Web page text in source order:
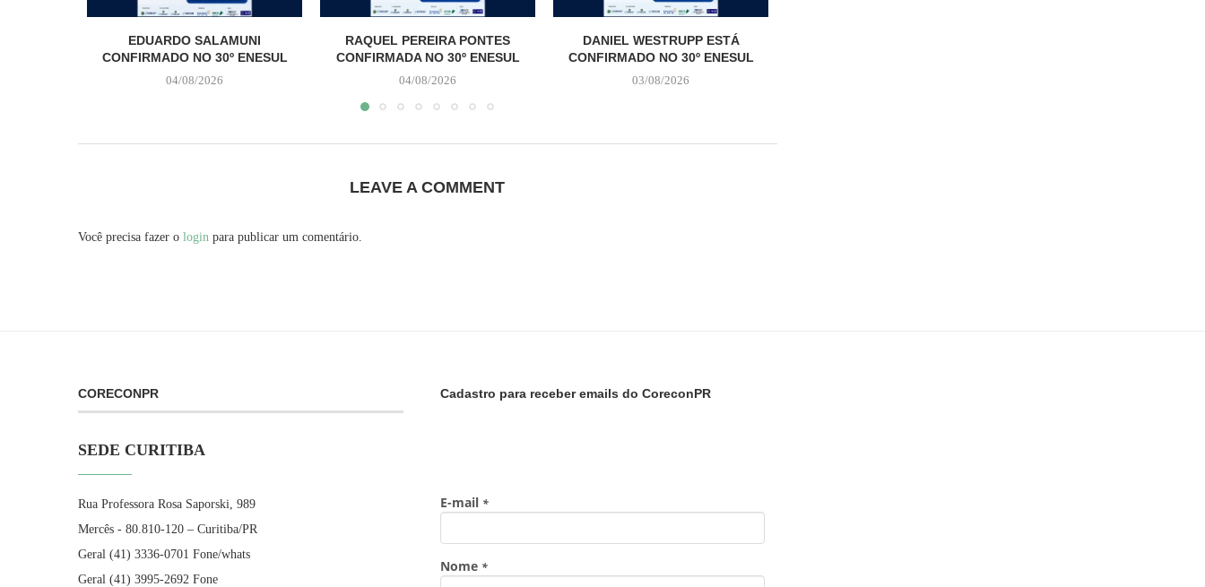
EDUARDO SALAMUNI
CONFIRMADO NO 30º ENESUL
04/08/2026
RAQUEL PEREIRA PONTES
CONFIRMADA NO 30º ENESUL
04/08/2026
DANIEL WESTRUPP ESTÁ
CONFIRMADO NO 30º ENESUL
03/08/2026
LEAVE A COMMENT
Você precisa fazer o login para publicar um comentário.
CORECONPR
SEDE CURITIBA
Rua Professora Rosa Saporski, 989
Mercês - 80.810-120 – Curitiba/PR
Geral (41) 3336-0701 Fone/whats
Geral (41) 3995-2692 Fone
Cadastro para receber emails do CoreconPR